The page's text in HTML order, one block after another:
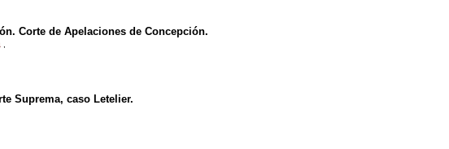
Corte de Apelaciones de Concepción.
Suprema, caso Letelier.